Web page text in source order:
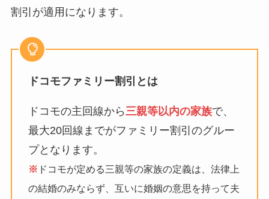
割引が適用になります。
ドコモファミリー割引とは
ドコモの主回線から 三親等以内の家族で、
最大20回線までがファミリー割引のグルー
プとなります。
※ ドコモが定める三親等の家族の定義は、法律上
の結婚のみならず、互いに婚姻の意思を持って夫